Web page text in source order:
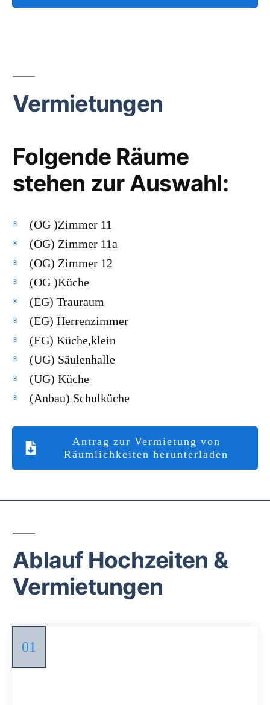
Vermietungen
Folgende Räume
stehen zur Auswahl:
(OG )Zimmer 11
(OG) Zimmer 11a
(OG) Zimmer 12
(OG )Küche
(EG) Trauraum
(EG) Herrenzimmer
(EG) Küche,klein
(UG) Säulenhalle
(UG) Küche
(Anbau) Schulküche
Antrag zur Vermietung von
Räumlichkeiten herunterladen
Ablauf Hochzeiten &
Vermietungen
01